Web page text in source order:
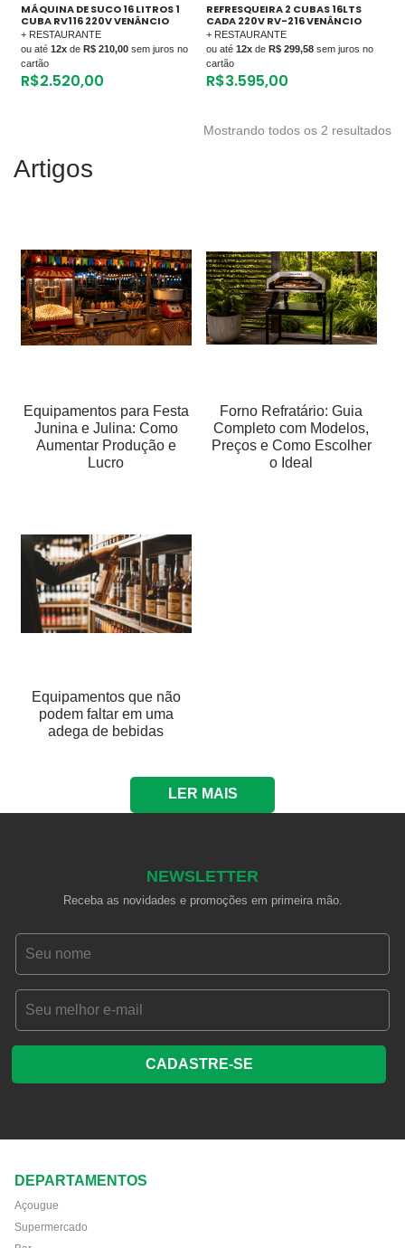
MÁQUINA DE SUCO 16 LITROS 1
CUBA RV116 220V VENÂNCIO
+ RESTAURANTE
ou até 12x de R$ 210,00 sem juros no
cartão
R$2.520,00
REFRESQUEIRA 2 CUBAS 16LTS
CADA 220V RV-216 VENÂNCIO
+ RESTAURANTE
ou até 12xde R$ 299,58sem juros no
cartão
R$3.595,00
Mostrando todos os 2 resultados
Artigos
Equipamentos para Festa
Junina e Julina: Como
Aumentar Produção e
Lucro
Forno Refratário: Guia
Completo com Modelos,
Preços e Como Escolher
o Ideal
Equipamentos que não
podem faltar em uma
adega de bebidas
LER MAIS
NEWSLETTER
Receba as novidades e promoções em primeira mão.
CADASTRE-SE
DEPARTAMENTOS
Açougue
Supermercado